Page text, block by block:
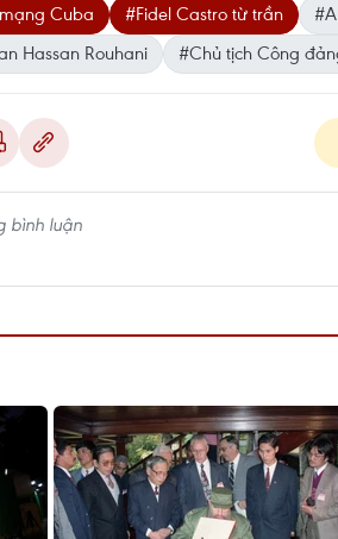
Cuba #Fidel Castro từ trần
Hassan Rouhani
#Chủ tịch Công